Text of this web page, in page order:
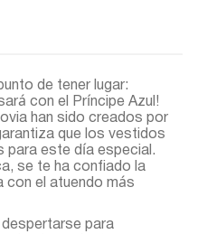
de tener lugar:
con el Príncipe Azul!
han sido creados por
que los vestidos
para este día especial.
se te ha confiado la
con el atuendo más
para